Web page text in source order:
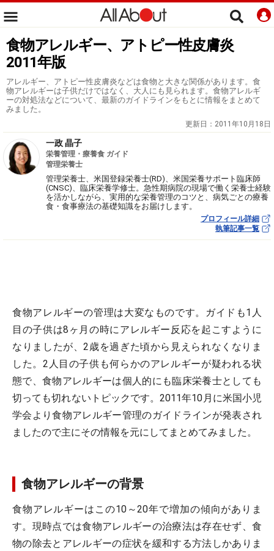
食物アレルギー、アトピー性皮膚炎
2011年版
アレルギー、アトピー性皮膚炎などは食物と大きな関係があります。食
物アレルギーは子供だけではなく、大人にも見られます。食物アレルギ
ーの対処法などについて、最新のガイドラインをもとに情報をまとめて
みました。
更新日： 2011年10月18日
一政 晶子
栄養管理・療養食 ガイド
管理栄養士
管理栄養士、米国登録栄養士(RD)、米国栄養サポート臨床師
(CNSC)、臨床栄養学修士。急性期病院の現場で働く栄養士経験
を活かしながら、実用的な栄養管理のコツと、病気ごとの療養
食・食事療法の基礎知識をお届けします。
プロフィール詳細
執筆記事一覧
食物アレルギーの管理は大変なものです。ガイドも1人
目の子供は8ヶ月の時にアレルギー反応を起こすように
なりましたが、2歳を過ぎた頃から見えられなくなりま
した。2人目の子供も何らかのアレルギーが疑われる状
態で、食物アレルギーは個人的にも臨床栄養士としても
切っても切れないトピックです。2011年10月に米国小児
学会より食物アレルギー管理のガイドラインが発表され
ましたので主にその情報を元にしてまとめてみました。
食物アレルギーの背景
食物アレルギーはこの10～20年で増加の傾向がありま
す。現時点では食物アレルギーの治療法は存在せず、食
物の除去とアレルギーの症状を緩和する方法しかありま